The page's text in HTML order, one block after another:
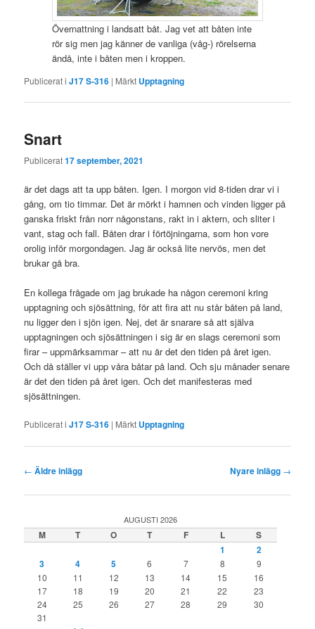
Övernattning i landsatt båt. Jag vet att båten inte
rör sig men jag känner de vanliga (våg-) rörelserna
ändå, inte i båten men i kroppen.
Publicerat i J17 S-316 | Märkt Upptagning
Snart
Publicerat17 september, 2021
är det dags att ta upp båten. Igen. I morgon vid 8-tiden drar vi i
gång, om tio timmar. Det är mörkt i hamnen och vinden ligger på
ganska friskt från norr någonstans, rakt in i aktern, och sliter i
vant, stag och fall. Båten drar i förtöjningarna, som hon vore
orolig inför morgondagen. Jag är också lite nervös, men det
brukar gå bra.
En kollega frågade om jag brukade ha någon ceremoni kring
upptagning och sjösättning, för att fira att nu står båten på land,
nu ligger den i sjön igen. Nej, det är snarare så att själva
upptagningen och sjösättningen i sig är en slags ceremoni som
firar – uppmärksammar – att nu är det den tiden på året igen.
Och då ställer vi upp våra båtar på land. Och sju månader senare
är det den tiden på året igen. Och det manifesteras med
sjösättningen.
Publicerat i J17 S-316 | Märkt Upptagning
Inläggsnavigering
← Äldre inlägg Nyare inlägg →
AUGUSTI 2026
M T O T F L
S
1
2
3
4 5 6 7 8
9
10
11 12 13 14 15
16
17
18 19 20 21 22
23
24
25 26 27 28 29
30
31